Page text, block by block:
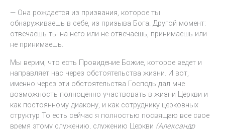
— Она рождается из призвания, которое ты
обнаруживаешь в себе, из призыва Бога. Другой момент:
отвечаешь ты на него или не отвечаешь, принимаешь или
не принимаешь.
Мы верим, что есть Провидение Божие, которое ведет и
направляет нас через обстоятельства жизни. И вот,
именно через эти обстоятельства Господь дал мне
возможность полноценно участвовать в жизни Церкви и
как постоянному диакону, и как сотруднику церковных
структур То есть сейчас я полностью посвящаю все свое
время этому служению, служению Церкви (Александр